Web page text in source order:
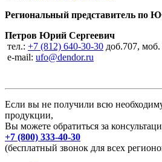
Региональный представитель
Петров Юрий Сергеевич
тел.: +7 (812) 640-30-30 доб.707, моб.
e-mail: ufo@dendor.ru
Если вы не получили всю
продукции,
Вы можете обратиться за
+7 (800) 333-40-30
(бесплатный звонок для всех